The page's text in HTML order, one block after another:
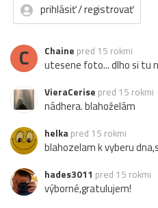
prihlásiť / registrovať
C Chaine pred 15 rokmi
utesene foto... dlho si tu
VieraCerise pred 15 rokmi
nádhera. blahoželám
helka pred 15 rokmi
blahozelam k vyberu
hades3011 pred 15 rokmi
výborné,gratulujem!